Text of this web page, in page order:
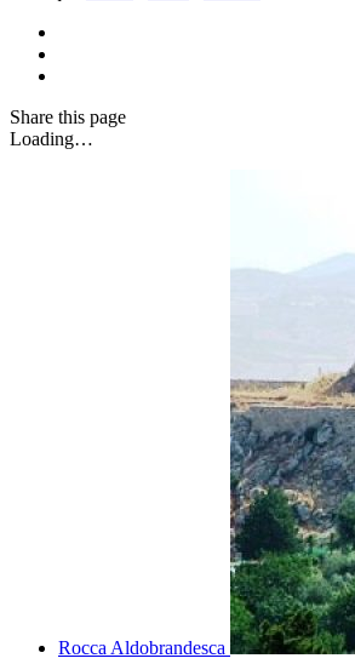
Share this page
Loading…
Rocca Aldobrandesca